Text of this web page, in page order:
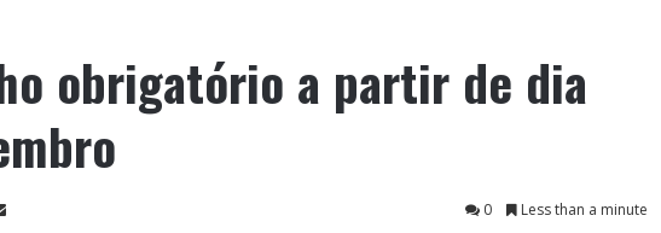
obrigatório a partir de dia
0
Less than a minute